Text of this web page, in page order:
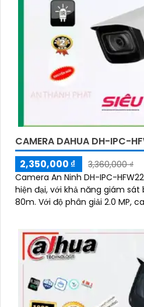
CAMERA DAHUA DH-IPC-
2,350,000 ₫
3,360,000 ₫
Camera An Ninh DH-IPC-
hiện đại, với khả năng giám
80m. Với độ phân giải 2.0